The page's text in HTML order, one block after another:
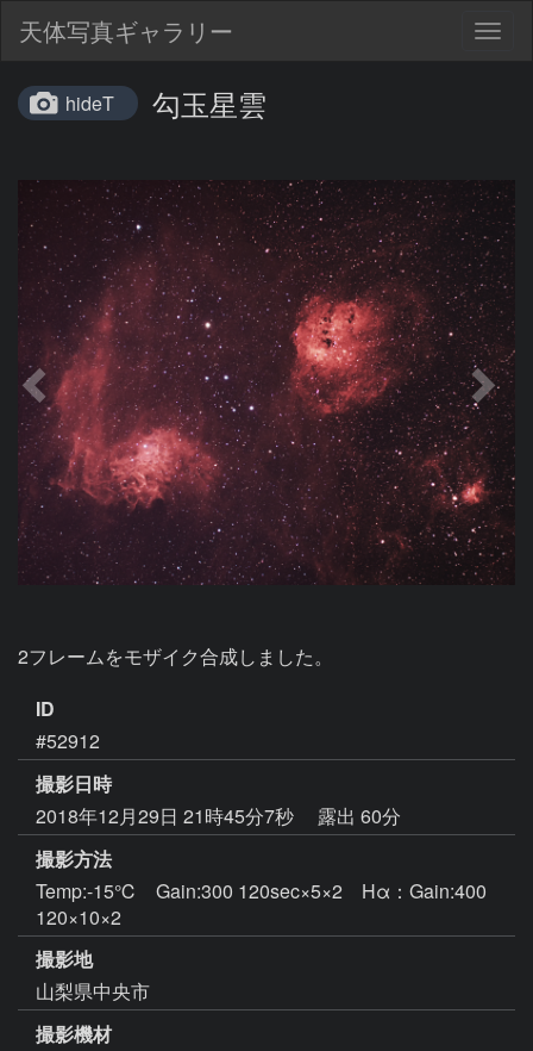
天体写真ギャラリー
hideT 勾玉星雲
2フレームをモザイク合成しました。
ID
#52912
撮影日時
2018年12月29日 21時45分7秒
露出 60分
撮影方法
Temp:-15℃ Gain:300 120sec×5×2 Hα：Gain:400
120×10×2
撮影地
山梨県中央市
撮影機材